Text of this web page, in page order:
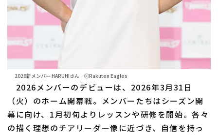
2026新メンバー HARUHIさん ⓒRakuten Eagles
2026メンバーのデビューは、2026年3月31日
（火）のホーム開幕戦。メンバーたちはシーズン開
幕に向け、1月初旬よりレッスンや研修を開始。各々
の描く理想のチアリーダー像に近づき、自信を持っ